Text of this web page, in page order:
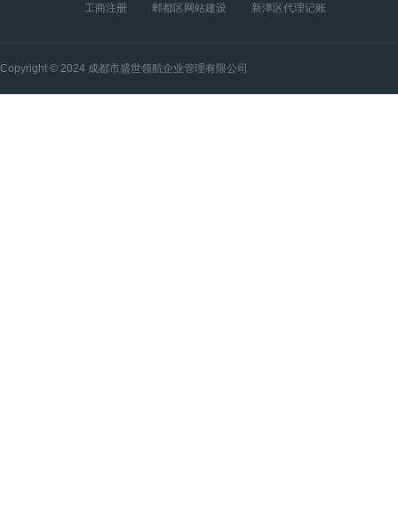
工商注册 郫都区网站建设 新津区代理记账
Copyright © 2024 成都市盛世领航企业管理有限公司